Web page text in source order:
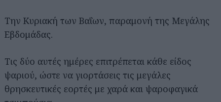
Την Κυριακή των Βαΐων, παραμονή της Μεγάλης
Εβδομάδας.
Τις δύο αυτές ημέρες επιτρέπεται κάθε είδος
ψαριού, ώστε να γιορτάσεις τις μεγάλες
θρησκευτικές εορτές με χαρά και ψαροφαγικά